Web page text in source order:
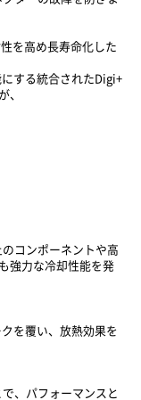
を高め長寿命化した
する統合されたDigi+
、
コンポーネントや高
強力な冷却性能を発
を覆い、放熱効果を
、パフォーマンスと